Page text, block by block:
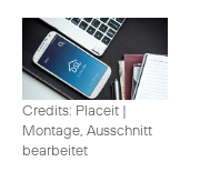
Credits: Placeit |
Montage, Ausschnitt
bearbeitet